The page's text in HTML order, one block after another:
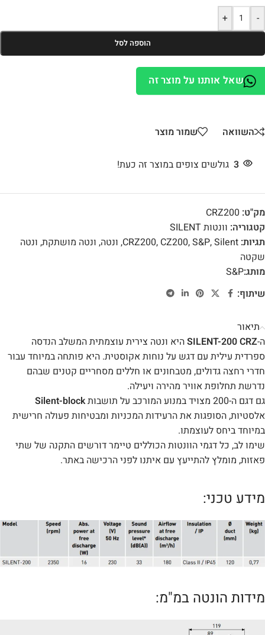
-
+
הוספה לסל
שאל אותנו על מוצר זה
השוואה שמור מוצר
3 גולשים צופים במוצר זה כעת!
מק"ט: CRZ200
קטגוריה: וונטות SILENT
תגיות:
CRZ200, CZ200,S&P,Silent
, ונטה, ונטה מושתקת, ונטה
שקטה
מותג:S&P
שיתוף:
תיאור
ה-SILENT-200 CRZהיא ונטה צירית עוצמתית המשלב הנדסה
ספרדית עילית עם דגש על נוחות אקוסטית. היא פותחה במיוחד עבור
חדרי רחצה גדולים, מטבחונים או חללים מסחריים קטנים שבהם
נדרשת תחלופת אוויר מהירה ויעילה.
גם דגם ה-200 מצויד במנוע המורכב על תושבות
Silent-block
אלסטיות, הסופגות את הרעידות המכניות ומבטיחות פעולה חרישית
במיוחד ביחס לעוצמתו.
שימו לב, כל דגמי הוונטות הכוללים טיימר דורשים התקנה של שתי
פאזות, מומלץ להתייעץ עם איתנו לפני הרכישה באתר.
מידע טכני:
מידות הונטה במ"מ: